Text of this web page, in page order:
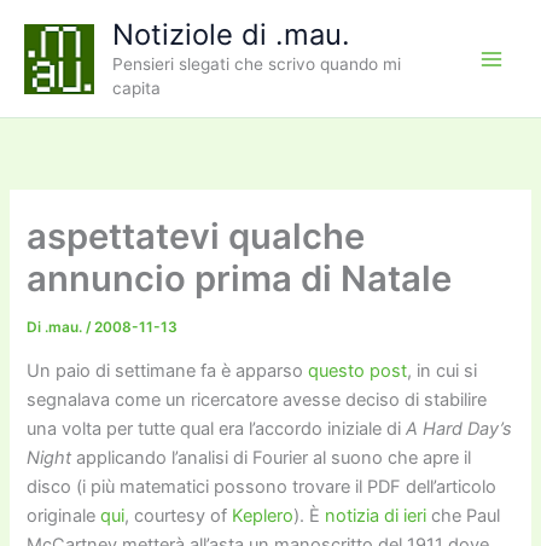
contenuto
Notiziole di .mau.
Pensieri slegati che scrivo quando mi
capita
aspettatevi qualche
annuncio prima di Natale
Di .mau./2008-11-13
Un paio di settimane fa è apparsoquesto post, in cui si
segnalava come un ricercatore avesse deciso di stabilire
una volta per tutte qual era l’accordo iniziale diA Hard Day’s
Night applicando l’analisi di Fourier al suono che apre il
disco (i più matematici possono trovare il PDF dell’articolo
originalequi, courtesy of Keplero). È notizia di ieri che Paul